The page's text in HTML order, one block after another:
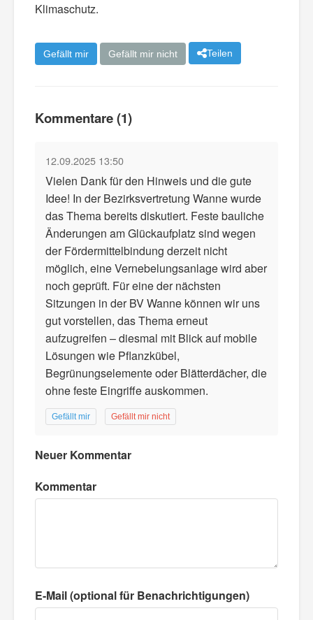
Klimaschutz.
Gefällt mir Gefällt mir nicht Teilen
Kommentare (1)
12.09.2025 13:50
Vielen Dank für den Hinweis und die gute
Idee! In der Bezirksvertretung Wanne wurde
das Thema bereits diskutiert. Feste bauliche
Änderungen am Glückaufplatz sind wegen
der Fördermittelbindung derzeit nicht
möglich, eine Vernebelungsanlage wird aber
noch geprüft. Für eine der nächsten
Sitzungen in der BV Wanne können wir uns
gut vorstellen, das Thema erneut
aufzugreifen – diesmal mit Blick auf mobile
Lösungen wie Pflanzkübel,
Begrünungselemente oder Blätterdächer, die
ohne feste Eingriffe auskommen.
Gefällt mir Gefällt mir nicht
Neuer Kommentar
Kommentar
E-Mail (optional für Benachrichtigungen)